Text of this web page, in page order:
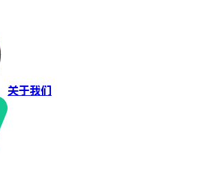
关于我们